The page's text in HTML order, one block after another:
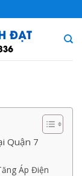
Quận 7
Áp Điện